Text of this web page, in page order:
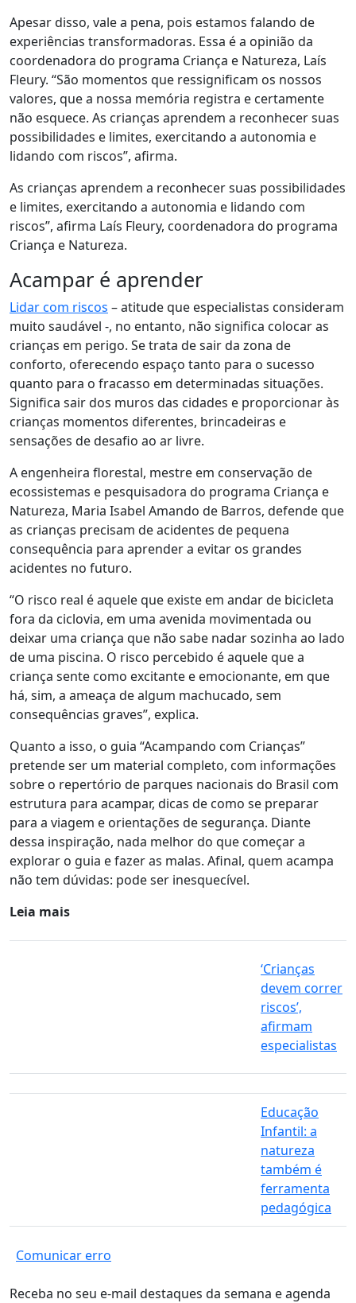
Apesar disso, vale a pena, pois estamos falando de
experiências transformadoras. Essa é a opinião da
coordenadora do programa Criança e Natureza, Laís
Fleury. “São momentos que ressignificam os nossos
valores, que a nossa memória registra e certamente
não esquece. As crianças aprendem a reconhecer suas
possibilidades e limites, exercitando a autonomia e
lidando com riscos”, afirma.
As crianças aprendem a reconhecer suas possibilidades
e limites, exercitando a autonomia e lidando com
riscos”, afirma Laís Fleury, coordenadora do programa
Criança e Natureza.
Acampar é aprender
Lidar com riscos – atitude que especialistas consideram
muito saudável -, no entanto, não significa colocar as
crianças em perigo. Se trata de sair da zona de
conforto, oferecendo espaço tanto para o sucesso
quanto para o fracasso em determinadas situações.
Significa sair dos muros das cidades e proporcionar às
crianças momentos diferentes, brincadeiras e
sensações de desafio ao ar livre.
A engenheira florestal, mestre em conservação de
ecossistemas e pesquisadora do programa Criança e
Natureza, Maria Isabel Amando de Barros, defende que
as crianças precisam de acidentes de pequena
consequência para aprender a evitar os grandes
acidentes no futuro.
“O risco real é aquele que existe em andar de bicicleta
fora da ciclovia, em uma avenida movimentada ou
deixar uma criança que não sabe nadar sozinha ao lado
de uma piscina. O risco percebido é aquele que a
criança sente como excitante e emocionante, em que
há, sim, a ameaça de algum machucado, sem
consequências graves”, explica.
Quanto a isso, o guia “Acampando com Crianças”
pretende ser um material completo, com informações
sobre o repertório de parques nacionais do Brasil com
estrutura para acampar, dicas de como se preparar
para a viagem e orientações de segurança. Diante
dessa inspiração, nada melhor do que começar a
explorar o guia e fazer as malas. Afinal, quem acampa
não tem dúvidas: pode ser inesquecível.
Leia mais
‘Crianças
devem correr
riscos’,
afirmam
especialistas
Educação
Infantil: a
natureza
também é
ferramenta
pedagógica
Comunicar erro
Receba no seu e-mail destaques da semana e agenda